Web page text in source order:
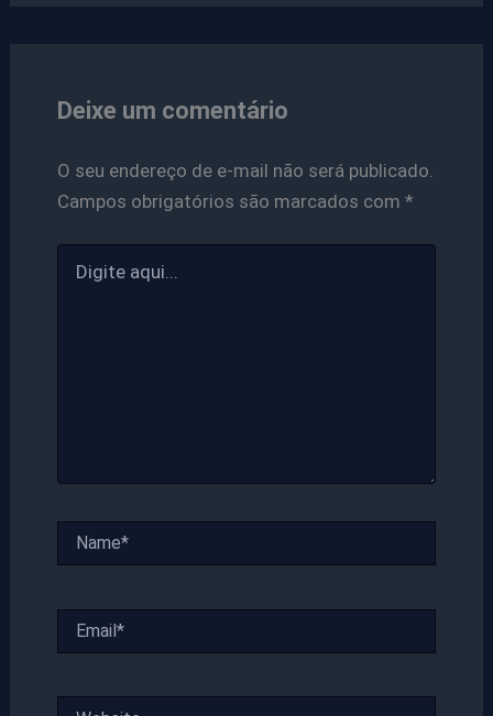
Deixe um comentário
O seu endereço de e-mail não será publicado.
Campos obrigatórios são marcados com *
aqui...